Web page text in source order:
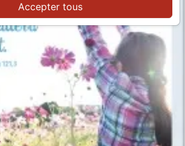
Accepter tous